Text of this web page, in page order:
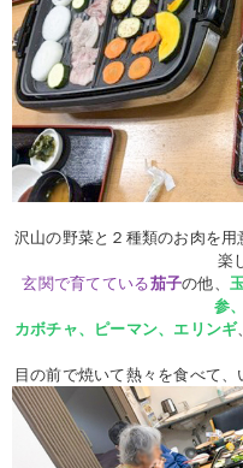
沢山の野菜と２種類のお肉を
楽
玄関で育てている茄子の他、
参
カボチャ、ピーマン、エリンギ
目の前で焼いて熱々を食べて